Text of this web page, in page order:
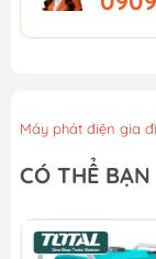
Máy phát điện gia
CÓ THỂ